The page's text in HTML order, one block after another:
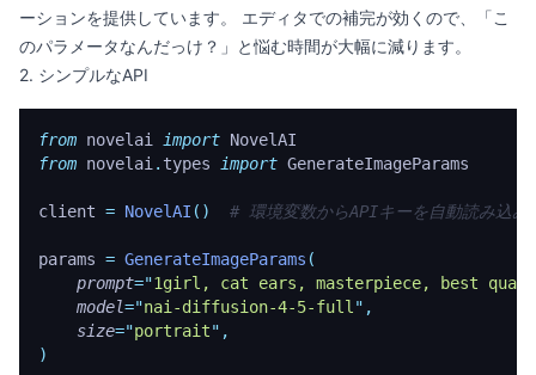
ーションを提供しています。 エディタでの補完が効くので、「こ
のパラメータなんだっけ？」と悩む時間が大幅に減ります。
2. シンプルなAPI
from novelai import NovelAI
from novelai . types import GenerateImageParams
client = NovelAI ()
  # 環境変数からAPIキーを自動読み込み
params = GenerateImageParams (
    prompt
="1girl, cat ears, masterpiece, best
    model
="nai-diffusion-4-5-full " ,
    size
="portrait" ,
)